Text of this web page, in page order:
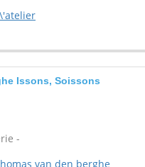
Issons, Soissons
-
van den berghe